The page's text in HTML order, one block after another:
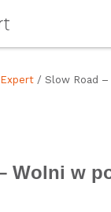
/ Slow Road
Wolni w